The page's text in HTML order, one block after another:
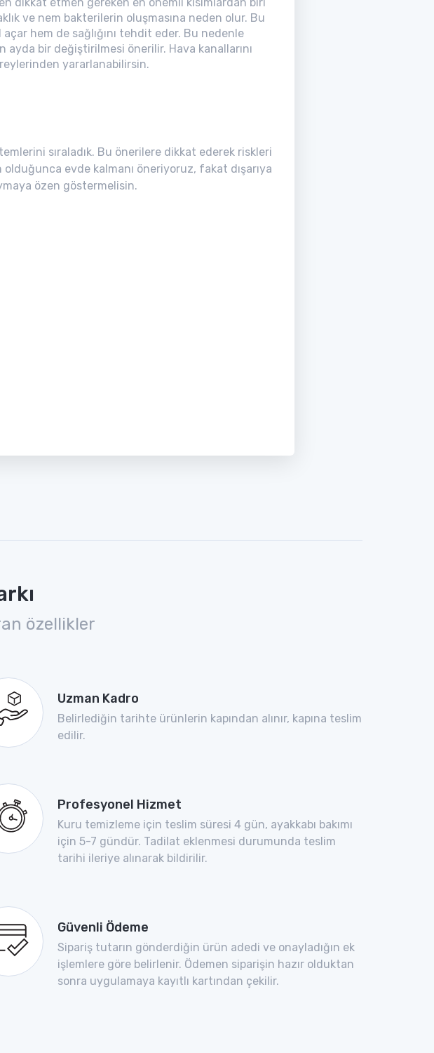
ve nem bakterilerin oluşmasına neden olur. Bu
hem de sağlığını tehdit eder. Bu nedenle
ayda bir değiştirilmesi önerilir. Hava kanallarını
yararlanabilirsin.
sıraladık. Bu önerilere dikkat ederek riskleri
evde kalmanı öneriyoruz, fakat dışarıya
özen göstermelisin.
özellikler
Uzman Kadro
Belirlediğin tarihte ürünlerin kapından alınır, kapına teslim
edilir.
Profesyonel Hizmet
Kuru temizleme için teslim süresi 4 gün, ayakkabı bakımı
için 5-7 gündür. Tadilat eklenmesi durumunda teslim
tarihi ileriye alınarak bildirilir.
Güvenli Ödeme
Sipariş tutarın gönderdiğin ürün adedi ve onayladığın ek
işlemlere göre belirlenir. Ödemen siparişin hazır olduktan
sonra uygulamaya kayıtlı kartından çekilir.